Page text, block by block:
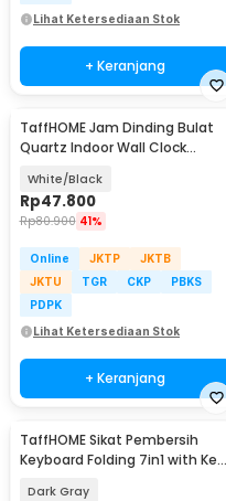
Lihat Ketersediaan Stok
+ Keranjang
TaffHOME Jam Dinding Bulat
Quartz Indoor Wall Clock
White/Black
Rp47.800
Rp80.900 41%
Online JKTP
JKTB
JKTU
TGR CKP
PBKS
PDPK
Lihat Ketersediaan Stok
+ Keranjang
TaffHOME Sikat Pembersih
Keyboard Folding 7in1 with Key
Dark Gray